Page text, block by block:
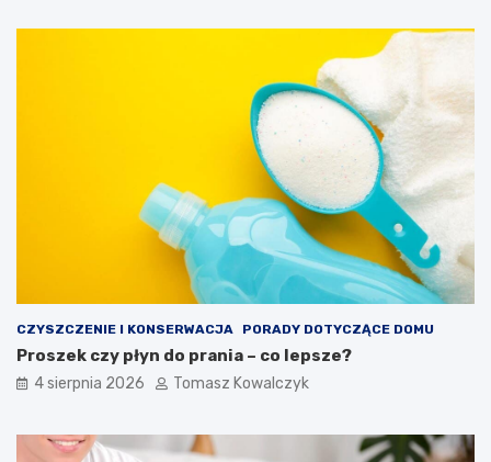
CZYSZCZENIE I KONSERWACJA PORADY DOTYCZĄCE DOMU
Proszek czy płyn do prania – co lepsze?
4 sierpnia 2026 Tomasz Kowalczyk